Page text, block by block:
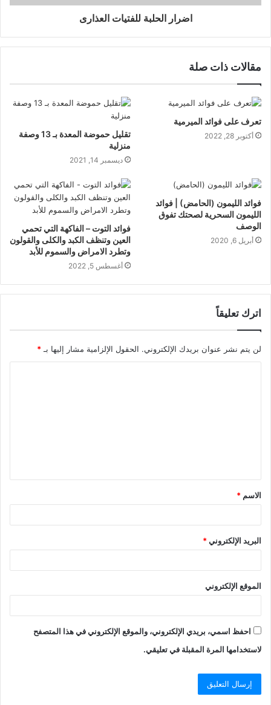
اضرار الحلبة للفتيات العذارى
مقالات ذات صلة
تعرف على فوائد الميرمية
أكتوبر 28, 2022
تقليل حموضة المعدة بـ 13 وصفة
منزلية
ديسمبر 14, 2021
فوائد الليمون (الحامض) | فوائد
الليمون السحرية لصحتك تفوق
الوصف
أبريل 6, 2020
فوائد التوت – الفاكهة التي تحمي
العين وتنظف الكبد والكلى والقولون
وتطرد الامراض والسموم للأبد
أغسطس 5, 2022
اترك تعليقاً
لن يتم نشر عنوان بريدك الإلكتروني. الحقول الإلزامية مشار إليها بـ *
ق
*
الاسم *
البريد الإلكتروني*
الموقع الإلكتروني
احفظ اسمي، بريدي الإلكتروني، والموقع الإلكتروني في هذا المتصفح
لاستخدامها المرة المقبلة في تعليقي.